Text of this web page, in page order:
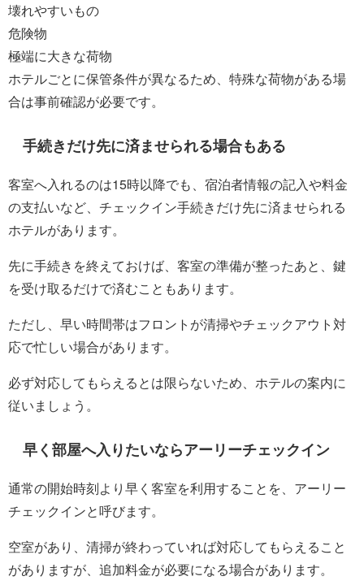
壊れやすいもの
危険物
極端に大きな荷物
ホテルごとに保管条件が異なるため、特殊な荷物がある場
合は事前確認が必要です。
手続きだけ先に済ませられる場合もある
客室へ入れるのは15時以降でも、宿泊者情報の記入や料金
の支払いなど、チェックイン手続きだけ先に済ませられる
ホテルがあります。
先に手続きを終えておけば、客室の準備が整ったあと、鍵
を受け取るだけで済むこともあります。
ただし、早い時間帯はフロントが清掃やチェックアウト対
応で忙しい場合があります。
必ず対応してもらえるとは限らないため、ホテルの案内に
従いましょう。
早く部屋へ入りたいならアーリーチェックイン
通常の開始時刻より早く客室を利用することを、アーリー
チェックインと呼びます。
空室があり、清掃が終わっていれば対応してもらえること
がありますが、追加料金が必要になる場合があります。